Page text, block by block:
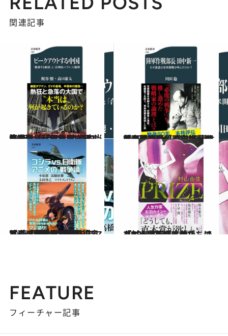
関連記事
2025.1.30
熱狂と急落の大国で“本当は”何が起きているのか？ 『ピークアウトする中国 「殺到する経済」と「合理的バブル」の限界』（梶谷 懐,高口 康太）
カルチャー 2025.1.29
「必敗の戦争」を推し進めた戦略家、田中新一の論理とは 『陸軍作戦部長 田中新一 なぜ参謀は対米開戦を叫んだのか？』（川田 稔）
カルチャー
2025.1.28
軍事の専門家が熱く語るアニメ・特撮の戦争 『ゴジラvs.自衛隊 アニメの「戦争論」』（小泉 悠,高橋 杉雄,太田 啓之,マライ・メントライン）
カルチャー 2025.1.13
「とんでもなく怖い。でも…」文芸編集者たちは『PRIZE―プライズ―』をどう読んだ？ ① 『PRIZE―プライズ―』（村山 由佳）
カルチャー
FEATURE
フィーチャー記事